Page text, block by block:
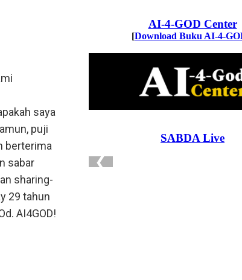
saya
puji
berterima
sabar
sharing-
29 tahun
AI4GOD!